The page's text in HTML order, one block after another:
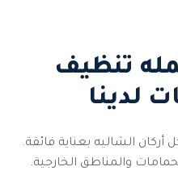
تنظيف
لدينا
الشاليه بعناية فائقة.
والمناطق الخارجية.